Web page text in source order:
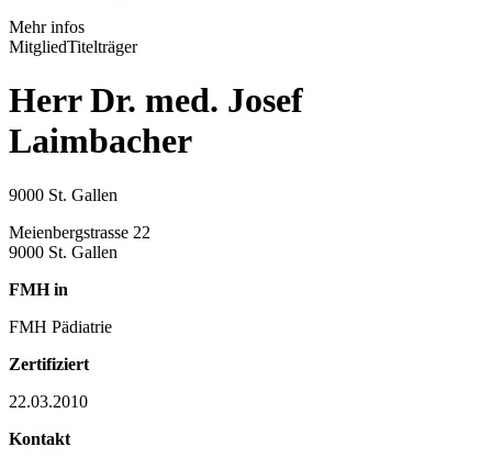
Mehr infos
MitgliedTitelträger
Herr Dr. med. Josef
Laimbacher
9000 St. Gallen
Meienbergstrasse 22
9000 St. Gallen
FMH in
FMH Pädiatrie
Zertifiziert
22.03.2010
Kontakt